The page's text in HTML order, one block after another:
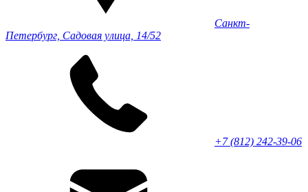
Санкт-
Петербург, Садовая улица, 14/52
+7 (812) 242-39-06